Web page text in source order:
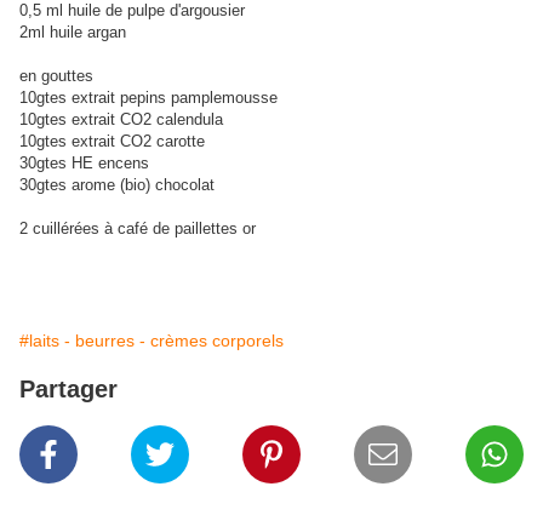
0,5 ml huile de pulpe d'argousier
2ml huile argan
en gouttes
10gtes extrait pepins pamplemousse
10gtes extrait CO2 calendula
10gtes extrait CO2 carotte
30gtes HE encens
30gtes arome (bio) chocolat
2 cuillérées à café de paillettes or
#laits - beurres - crèmes corporels
Partager